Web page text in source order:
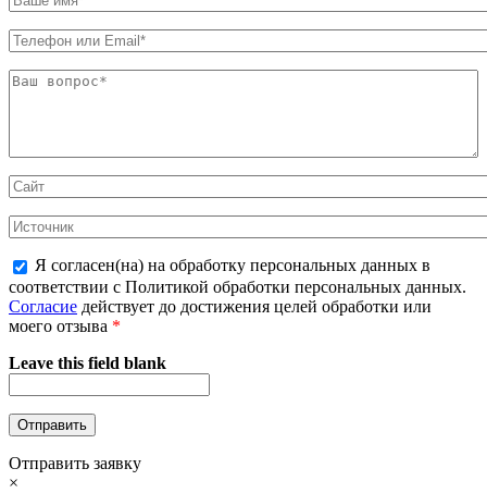
Я согласен(на) на обработку персональных данных в
соответствии с Политикой обработки персональных данных.
Согласие действует до достижения целей обработки или
моего отзыва *
Leave this field blank
Отправить заявку
×